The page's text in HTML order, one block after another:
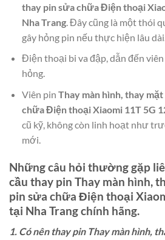
thay pin sửa chữa Điện thoại
Nha Trang. Đây cũng là một thói
gây hỏng pin nếu thực hiện lâu
Điện thoại bi va đập, dẫn đến
hỏng.
Viên pin Thay màn hình, thay
chữa Điện thoại Xiaomi 11T 5G
cũ kỹ, không còn linh hoạt như
mới.
Những câu hỏi thường gặp
cầu thay pin Thay màn hình,
pin sửa chữa Điện thoại
tại Nha Trangchính hãng.
1. Có nên thay pin Thay màn hình,